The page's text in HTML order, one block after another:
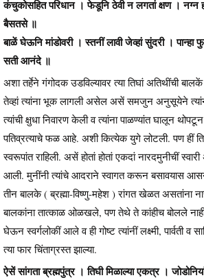
कंचुकोसहित परिधान । फेडूनि ठेवी न लगतां क्षण । नग्न
बैसतसे ॥
बाळें घेऊनि मांडोवरी । स्तनीं लावी जेव्हां सुंदरी ।
सती आनंदे ॥
अशा तर्हेने गंगोदक उडविल्यावर त्या तिघां अतिथींची
तेव्हां त्यांना भूक लागली असेल असें समजुन अनुसूयेने
त्यांची क्षुधा निवारण केली व त्यांना पाळण्यांत घालून
पतिव्रत्याचे फळ आहे. अशी कित्येक युगे लोटली. पण हीं
स्वरूपांत राहिली. असें होतां होतां एकदां नारदमुनीचीं
आली. मुनींनी त्यांचे आदराने स्वागत करून बसावयास आसन
तीन बालके ( ब्रह्मा-विष्णु-महेश ) रांगत खेळत असतांना
बालकांना तात्काळ ओळखले, पण तेथे ते कांहीच बोलले
घेऊन स्वर्गलोकीं आले व ही गोष्ट त्यांनीं लक्ष्मी, पार्वती व
त्या फार चिंताग्रस्त झाल्या.
ऐसें सांगता ब्रह्मपुंत्र । तिघी मिळाल्या एकत्र ।